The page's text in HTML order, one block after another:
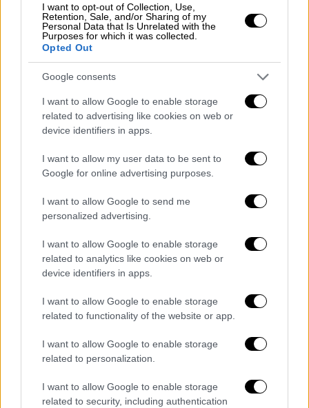
I want to opt-out of Collection, Use,
Retention, Sale, and/or Sharing of my
Personal Data that Is Unrelated with the
Purposes for which it was collected.
Opted Out
Google consents
I want to allow Google to enable storage
related to advertising like cookies on web or
device identifiers in apps.
I want to allow my user data to be sent to
Google for online advertising purposes.
I want to allow Google to send me
personalized advertising.
I want to allow Google to enable storage
related to analytics like cookies on web or
device identifiers in apps.
I want to allow Google to enable storage
related to functionality of the website or app.
I want to allow Google to enable storage
related to personalization.
I want to allow Google to enable storage
related to security, including authentication
Το ΕΚΑΒ έφτασε άμεσα στο
έσπευσε ασθενοφόρο
με διασώστες. Άμεσα
οι διασώστες ξεκίνησαν προσπάθειες
ανάνηψης (ΚΑΡΠΑ) και χρησιμοποίησαν
απινιδωτή. Παρά τις επίμονες προσπάθειες,
η γυναίκα δεν ανταποκρίθηκε.
Εσπευσμένα η άτυχη γυναίκα διακομίσθηκε
στο Νοσοκομείο Βόλου,όπου οι γιατροί
διαπίστωσαντον θάνατό της. Για το
προκειμένου να διερευνηθούν τα ακριβή
αίτια του θανάτου της γυναίκας, ενώ η
φως στις συνθήκες της τραγωδίας.
Τα σχολιά σας δημοσιεύονται άμεσα με δική σας ευθύνη. Το
διαγράφονται